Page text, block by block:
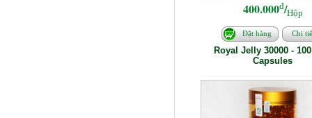
400.000đ/Hộp
Đặt hàng Chi
Royal Jelly 30000 -
Capsules